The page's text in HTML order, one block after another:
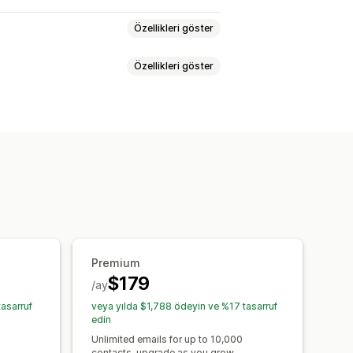
Özellikleri göster
ve kurallar
Özellikleri göster
Premium
$179
/ay
veya yılda $1,788 ödeyin ve %17 tasarruf
edin
Unlimited emails for up to 10,000